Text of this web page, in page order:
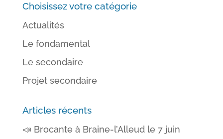
Choisissez votre catégorie
Actualités
Le fondamental
Le secondaire
Projet secondaire
Articles récents
📣 Brocante à Braine-l’Alleud le 7 juin